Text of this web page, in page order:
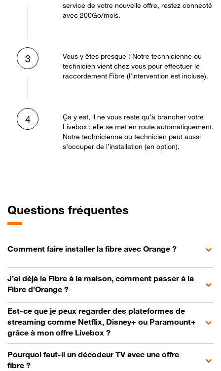
service de votre nouvelle offre, restez connecté
avec 200Go/mois.
3
Vous y êtes presque ! Notre technicienne ou
technicien vient chez vous pour effectuer le
raccordement Fibre (l’intervention est incluse).
4
Ça y est, il ne vous reste qu’à brancher votre
Livebox : elle se met en route automatiquement.
Notre technicienne ou technicien peut aussi
s’occuper de l’installation (en option).
Questions fréquentes
Comment faire installer la fibre avec Orange ?
J’ai déjà la Fibre à la maison, comment passer à la
Fibre d’Orange ?
Est-ce que je peux regarder des plateformes de
streaming comme Netflix, Disney+ ou Paramount+
grâce à mon offre Livebox ?
Pourquoi faut-il un décodeur TV avec une offre
fibre ?